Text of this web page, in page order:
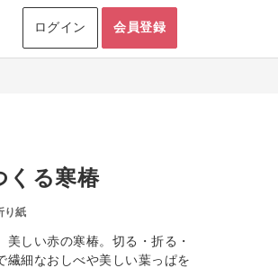
ログイン 会員登録
くる寒椿
り紙
しい赤の寒椿。切る・折る・
繊細なおしべや美しい葉っぱを